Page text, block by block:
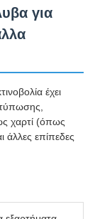
για
έχει
χαρτί (όπως
άλλες επίπεδες